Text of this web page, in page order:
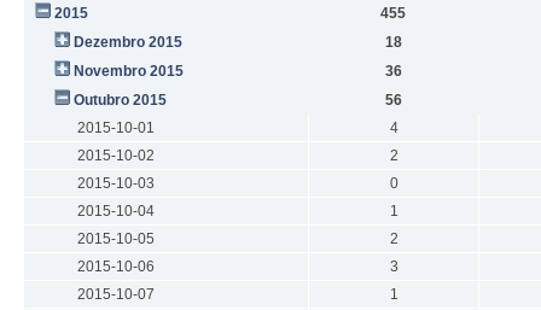
2015
455
Dezembro 2015
18
Novembro 2015
36
Outubro 2015
56
2015-10-01
4
2015-10-02
2
2015-10-03
0
2015-10-04
1
2015-10-05
2
2015-10-06
3
2015-10-07
1